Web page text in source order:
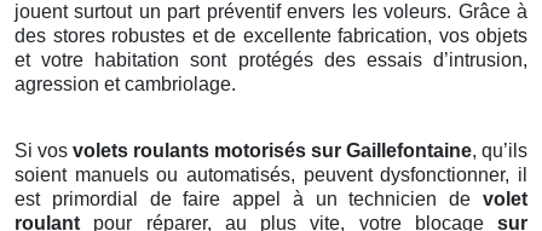
jouent surtout un part préventif envers les voleurs. Grâce à
des stores robustes et de excellente fabrication, vos objets
et votre habitation sont protégés des essais d’intrusion,
agression et cambriolage.
Si vos volets roulants motorisés sur Gaillefontaine, qu’ils
soient manuels ou automatisés, peuvent dysfonctionner, il
est primordial de faire appel à un technicien de volet
roulantpour réparer, au plus vite, votre blocage sur